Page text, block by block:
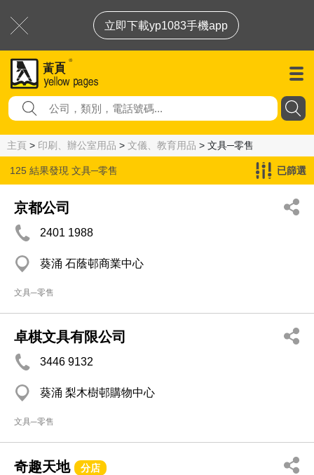
立即下載yp1083手機app
主頁 > 印刷、辦公室用品 > 文儀、教育用品 > 文具─零售
125 結果發現 文具─零售 已篩選
京都公司
2401 1988
葵涌 石蔭邨商業中心
文具─零售
卓棋文具有限公司
3446 9132
葵涌 梨木樹邨購物中心
文具─零售
奇趣天地 分店